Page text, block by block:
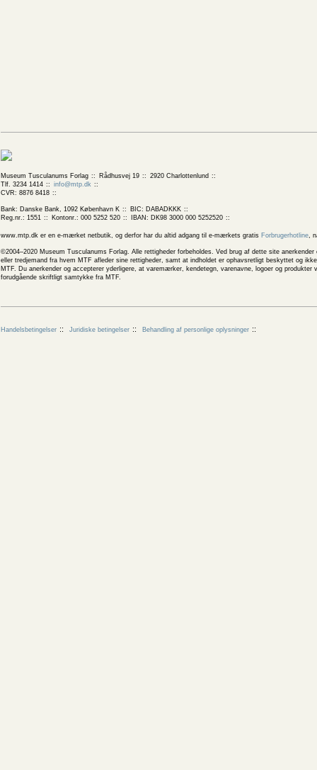
Museum Tusculanums Forlag Rådhusvej 19
2920 Charlottenlund
Tlf. 3234 1414
info@mtp.dk
CVR: 8876 8418
Bank: Danske Bank, 1092 København K
BIC: DABADKKK
Reg.nr.: 1551
Kontonr.: 000 5252 520 IBAN: DK98 3000 000 5252520
www.mtp.dk er en e-mærket netbutik, og derfor har du altid adgang til e-mærkets gratis Forbrugerhotline,
©2004–2020 Museum Tusculanums Forlag. Alle rettigheder forbeholdes. Ved brug af dette site
eller tredjemand fra hvem MTF afleder sine rettigheder, samt at indholdet er ophavsretligt beskyttet og
MTF. Du anerkender og accepterer yderligere, at varemærker, kendetegn, varenavne, logoer og
forudgående skriftligt samtykke fra MTF.
Handelsbetingelser Juridiske betingelser Behandling af personlige oplysninger